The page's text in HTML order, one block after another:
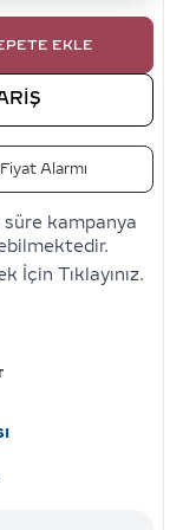
EKLE
Fiyat Alarmı
süre kampanya
İçin Tıklayınız.